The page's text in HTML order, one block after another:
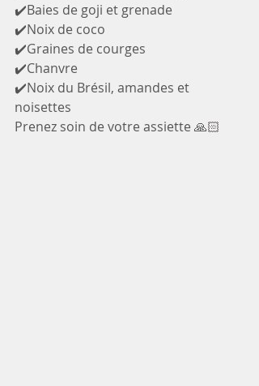
✔️Baies de goji et grenade
✔️Noix de coco
✔️Graines de courges
✔️Chanvre
✔️Noix du Brésil, amandes et
noisettes
Prenez soin de votre assiette 🙏🏻